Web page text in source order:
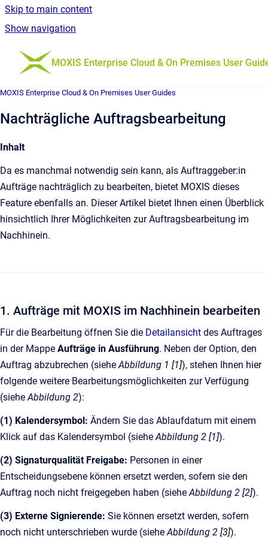
Skip to main content
Show navigation
Go to homepage
MOXIS Enterprise Cloud & On Premises User
MOXIS Enterprise Cloud & On Premises User Guides
Nachträgliche Auftragsbearbeitung
Inhalt
Da es manchmal notwendig sein kann, als Auftraggeber:in
Aufträge nachträglich zu bearbeiten, bietet MOXIS dieses
Feature ebenfalls an. Dieser Artikel bietet Ihnen einen Überblick
hinsichtlich Ihrer Möglichkeiten zur Auftragsbearbeitung im
Nachhinein.
1. Aufträge mit MOXIS im Nachhinein bearbeiten
Für die Bearbeitung öffnen Sie die Detailansicht des Auftrages
in der Mappe Aufträge in Ausführung. Neben der Option, den
Auftrag abzubrechen (sieheAbbildung 1 [1]), stehen Ihnen hier
folgende weitere Bearbeitungsmöglichkeiten zur Verfügung
(sieheAbbildung 2):
(1) Kalendersymbol: Ändern Sie das Ablaufdatum mit einem
Klick auf das Kalendersymbol (sieheAbbildung 2 [1]).
(2) Signaturqualität Freigabe: Personen in einer
Entscheidungsebene können ersetzt werden, sofern sie den
Auftrag noch nicht freigegeben haben (sieheAbbildung 2 [2]).
(3) Externe Signierende: Sie können ersetzt werden, sofern
noch nicht unterschrieben wurde (sieheAbbildung 2 [3]).